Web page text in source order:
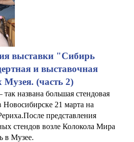
выставки "Сибирь
и выставочная
Музея. (часть 2)
названа большая стендовая
Новосибирске 21 марта на
представления
стендов возле Колокола Мира
в Музее.